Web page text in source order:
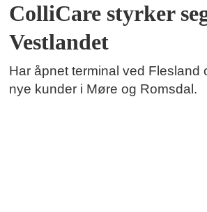
ColliCare styrker
Vestlandet
Har åpnet terminal ved Flesland
nye kunder i Møre og Romsdal.